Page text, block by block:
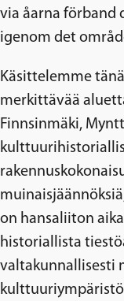
via åarna förband
igenom det
Käsittelemme
merkittävää
Finnsinmäki,
on hansaliiton
historiallista
valtakunnallisesti